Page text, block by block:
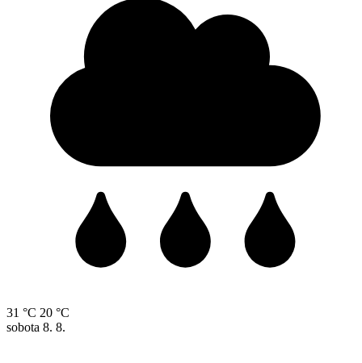
31 °C 20 °C
sobota 8. 8.